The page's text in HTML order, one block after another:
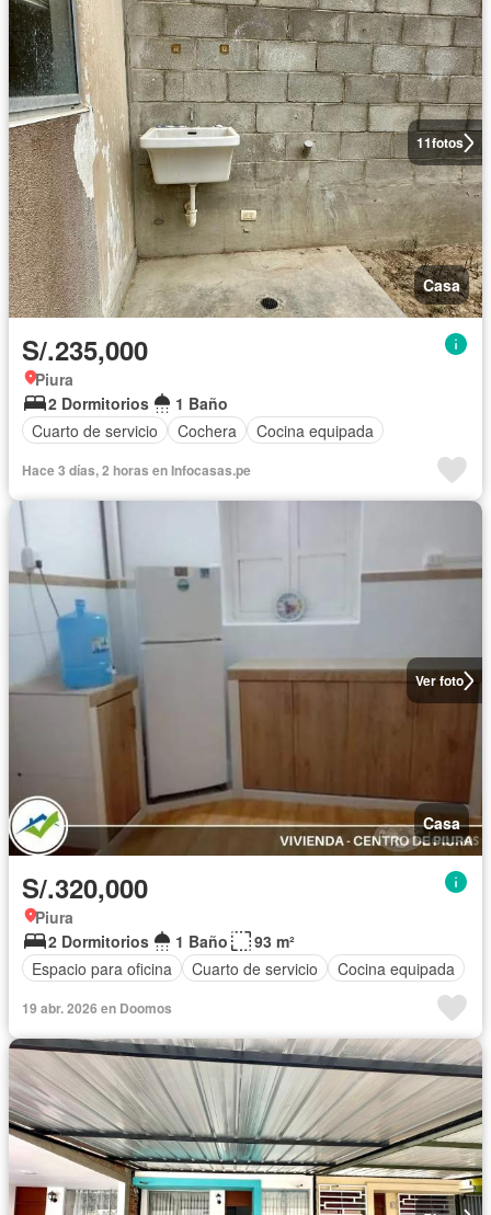
11fotos
Casa
S/.235,000
Piura
2 Dormitorios
1 Baño
Cuarto de servicio
Cochera Cocina equipada
Hace 3 días, 2 horas en Infocasas.pe
Ver foto
Casa
S/.320,000
Piura
2 Dormitorios
1 Baño
93 m²
Espacio para oficina
Cuarto de servicio Cocina equipada
19 abr. 2026 en Doomos